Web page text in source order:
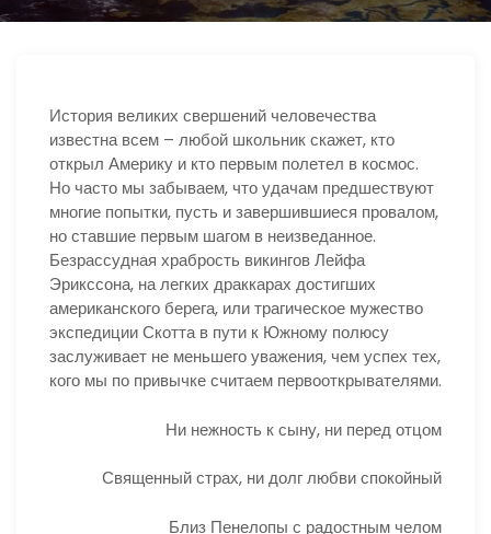
История великих свершений человечества
известна всем – любой школьник скажет, кто
открыл Америку и кто первым полетел в космос.
Но часто мы забываем, что удачам предшествуют
многие попытки, пусть и завершившиеся провалом,
но ставшие первым шагом в неизведанное.
Безрассудная храбрость викингов Лейфа
Эрикссона, на легких драккарах достигших
американского берега, или трагическое мужество
экспедиции Скотта в пути к Южному полюсу
заслуживает не меньшего уважения, чем успех тех,
кого мы по привычке считаем первооткрывателями.
Ни нежность к сыну, ни перед отцом
Священный страх, ни долг любви спокойный
Близ Пенелопы с радостным челом